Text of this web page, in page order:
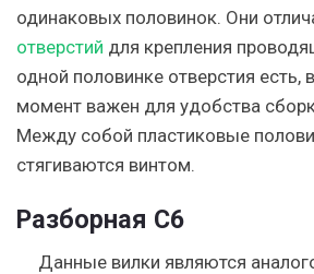
одинаковых половинок. Они
отверстий для крепления
одной половинке отверстия есть,
момент важен для удобства
Между собой пластиковые
стягиваются винтом.
Разборная C6
Данные вилки являются